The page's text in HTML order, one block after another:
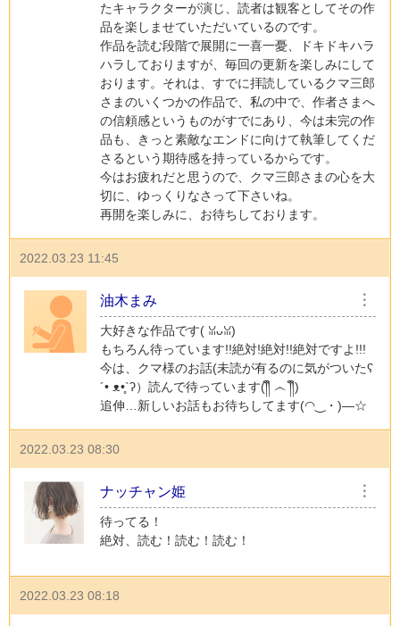
たキャラクターが演じ、読者は観客としてその作
品を楽しませていただいているのです。
作品を読む段階で展開に一喜一憂、ドキドキハラ
ハラしておりますが、毎回の更新を楽しみにして
おります。それは、すでに拝読しているクマ三郎
さまのいくつかの作品で、私の中で、作者さまへ
の信頼感というものがすでにあり、今は未完の作
品も、きっと素敵なエンドに向けて執筆してくだ
さるという期待感を持っているからです。
今はお疲れだと思うので、クマ三郎さまの心を大
切に、ゆっくりなさって下さいね。
再開を楽しみに、お待ちしております。
2022.03.23 11:45
油木まみ ︙
大好きな作品です( ꈍᴗꈍ)
もちろん待っています!!絶対!絶対!!絶対ですよ!!!
今は、クマ様のお話(未読が有るのに気がついたʕ
´• ᴥ•̥`ʔ）読んで待っています(༎ຶ ෴ ༎ຶ)
追伸…新しいお話もお待ちしてます(◠‿・)—☆
2022.03.23 08:30
ナッチャン姫 ︙
待ってる！
絶対、読む！読む！読む！
2022.03.23 08:18